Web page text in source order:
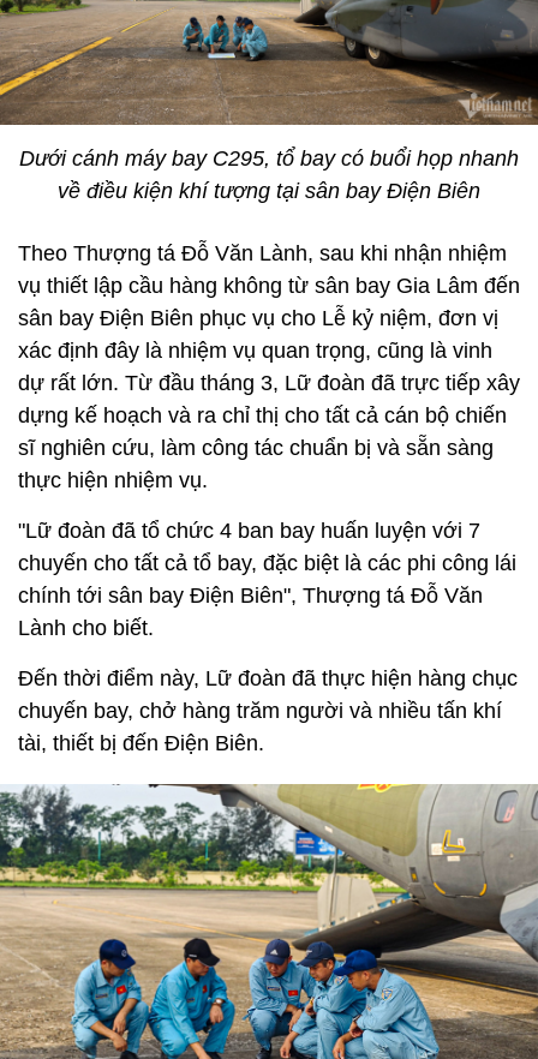
Dưới cánh máy bay C295, tổ bay có buổi họp nhanh
về điều kiện khí tượng tại sân bay Điện Biên
Theo Thượng tá Đỗ Văn Lành, sau khi nhận nhiệm
vụ thiết lập cầu hàng không từ sân bay Gia Lâm đến
sân bay Điện Biên phục vụ cho Lễ kỷ niệm, đơn vị
xác định đây là nhiệm vụ quan trọng, cũng là vinh
dự rất lớn. Từ đầu tháng 3, Lữ đoàn đã trực tiếp xây
dựng kế hoạch và ra chỉ thị cho tất cả cán bộ chiến
sĩ nghiên cứu, làm công tác chuẩn bị và sẵn sàng
thực hiện nhiệm vụ.
"Lữ đoàn đã tổ chức 4 ban bay huấn luyện với 7
chuyến cho tất cả tổ bay, đặc biệt là các phi công lái
chính tới sân bay Điện Biên", Thượng tá Đỗ Văn
Lành cho biết.
Đến thời điểm này, Lữ đoàn đã thực hiện hàng chục
chuyến bay, chở hàng trăm người và nhiều tấn khí
tài, thiết bị đến Điện Biên.